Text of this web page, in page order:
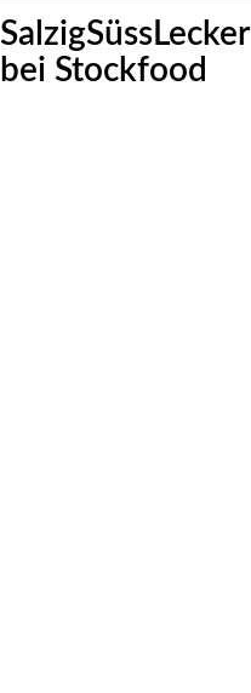
SalzigSüssLecker
bei Stockfood